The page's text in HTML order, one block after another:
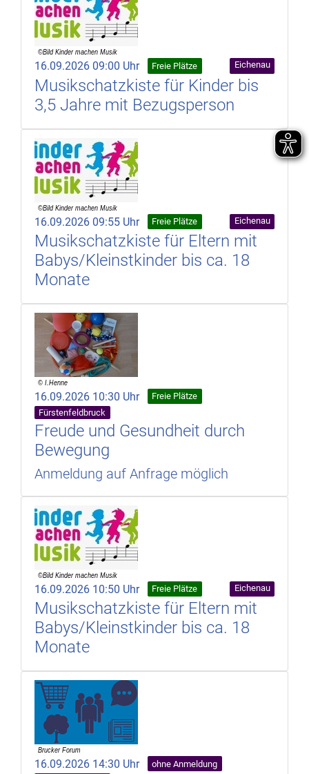
16.09.2026 09:00 Uhr Freie Plätze Eichenau
Musikschatzkiste für Kinder bis
3,5 Jahre mit Bezugsperson
16.09.2026 09:55 Uhr Freie Plätze Eichenau
Musikschatzkiste für Eltern mit
Babys/Kleinstkinder bis ca. 18
Monate
16.09.2026 10:30 Uhr
Freie Plätze
Fürstenfeldbruck
Freude und Gesundheit durch
Bewegung
Anmeldung auf Anfrage möglich
16.09.2026 10:50 Uhr Freie Plätze Eichenau
Musikschatzkiste für Eltern mit
Babys/Kleinstkinder bis ca. 18
Monate
16.09.2026 14:30 Uhr
ohne Anmeldung